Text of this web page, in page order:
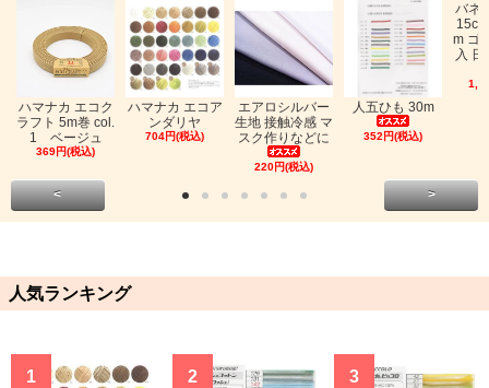
ハマナカ エコク
ラフト 5m巻 col.
1 ベージュ
369円(税込)
ハマナカ エコア
ンダリヤ
704円(税込)
エアロシルバー
生地 接触冷感 マ
スク作りなどに
220円(税込)
人五ひも 30m
352円(税込)
バネ
m ゴ
入
< >
人気ランキング
1 2 3